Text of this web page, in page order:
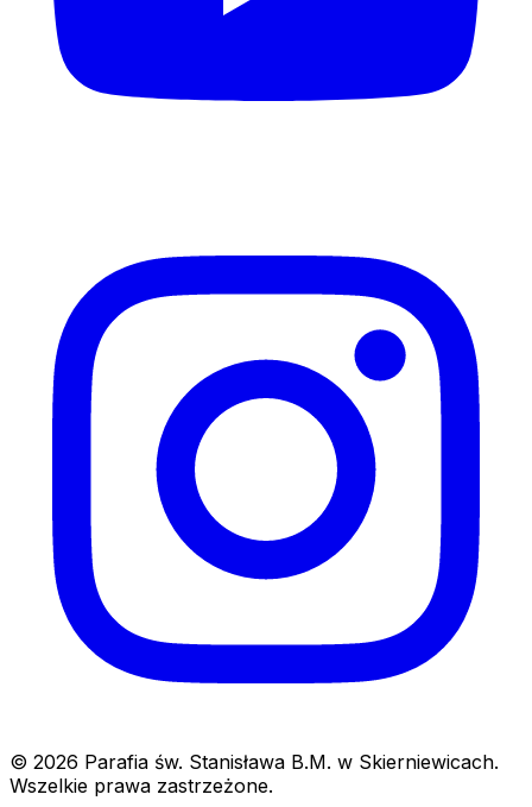
© 2026 Parafia św. Stanisława B.M. w Skierniewicach.
Wszelkie prawa zastrzeżone.